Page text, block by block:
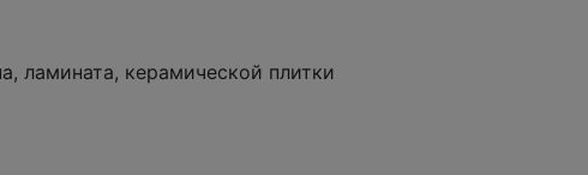
ламината, керамической плитки